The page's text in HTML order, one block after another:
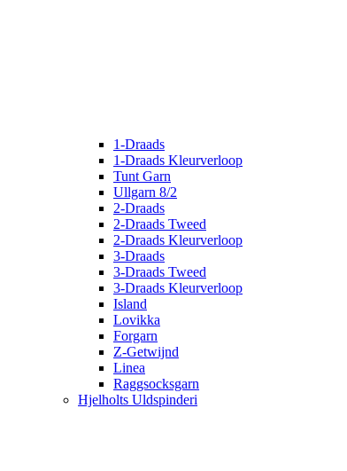
1-Draads
1-Draads Kleurverloop
Tunt Garn
Ullgarn 8/2
2-Draads
2-Draads Tweed
2-Draads Kleurverloop
3-Draads
3-Draads Tweed
3-Draads Kleurverloop
Island
Lovikka
Forgarn
Z-Getwijnd
Linea
Raggsocksgarn
Hjelholts Uldspinderi